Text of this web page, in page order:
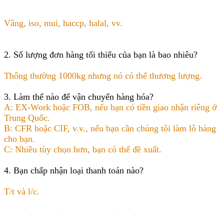
Vâng, iso, mui, haccp, halal, vv.
2. Số lượng đơn hàng tối thiểu của bạn là bao nhiêu?
Thông thường 1000kg nhưng nó có thể thương lượng.
3. Làm thế nào để vận chuyển hàng hóa?
A: EX-Work hoặc FOB, nếu bạn có tiền giao nhận riêng ở
Trung Quốc.
B: CFR hoặc CIF, v.v., nếu bạn cần chúng tôi làm lô hàng
cho bạn.
C: Nhiều tùy chọn hơn, bạn có thể đề xuất.
4. Bạn chấp nhận loại thanh toán nào?
T/t và l/c.